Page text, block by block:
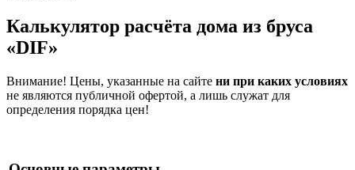
Калькулятор расчёта дома из бруса
«DIF»
Внимание! Цены, указанные на сайте ни при каких условиях
не являются публичной офертой, а лишь служат для
определения порядка цен!